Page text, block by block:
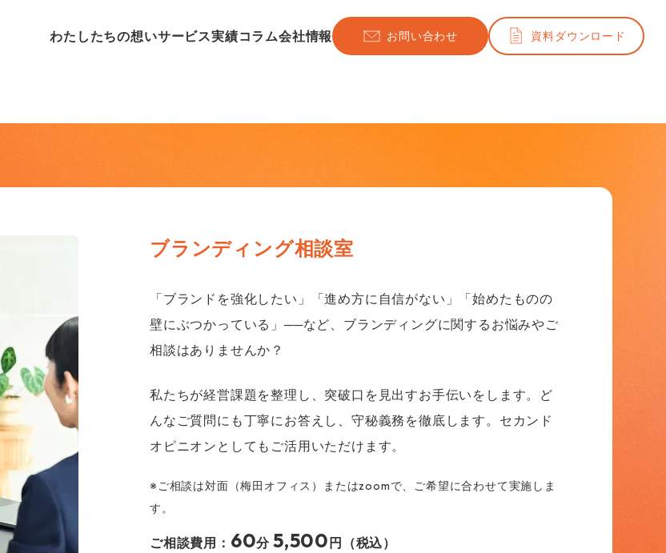
わたしたちの想いサービス実績コラム会社情報 お問い合わせ 資料ダウンロード
ブランディング相談室
「ブランドを強化したい」「進め方に自信がない」「始めたものの
壁にぶつかっている」──など、ブランディングに関するお悩みやご
相談はありませんか？
私たちが経営課題を整理し、突破口を見出すお手伝いをします。ど
んなご質問にも丁寧にお答えし、守秘義務を徹底します。セカンド
オピニオンとしてもご活用いただけます。
※ご相談は対面（梅田オフィス）またはzoomで、ご希望に合わせて実施しま
す。
ご相談費用： 60分5,500 円（税込）